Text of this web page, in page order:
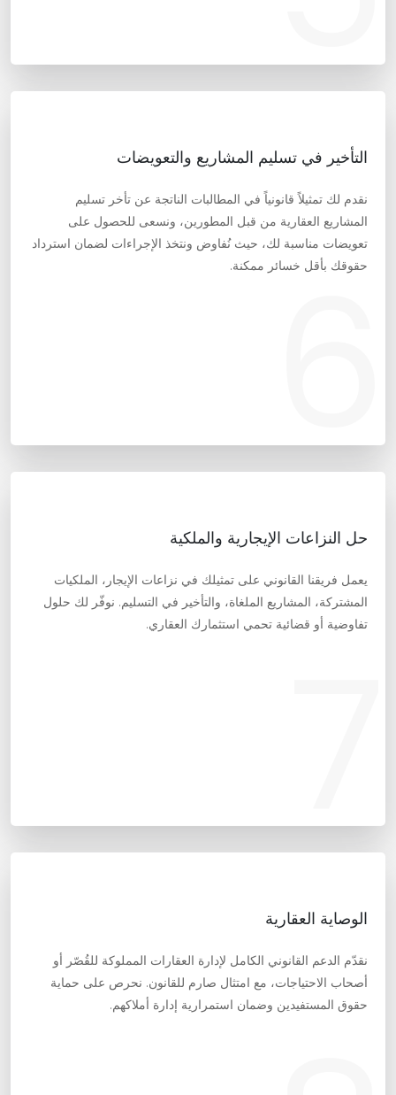
التأخير في تسليم المشاريع والتعويضات
نقدم لك تمثيلاً قانونياً في المطالبات الناتجة عن تأخر تسليم
المشاريع العقارية من قبل المطورين، ونسعى للحصول على
تعويضات مناسبة لك، حيث نُفاوض ونتخذ الإجراءات لضمان استرداد
حقوقك بأقل خسائر ممكنة.
حل النزاعات الإيجارية والملكية
يعمل فريقنا القانوني على تمثيلك في نزاعات الإيجار، الملكيات
المشتركة، المشاريع الملغاة، والتأخير في التسليم. نوفّر لك حلول
تفاوضية أو قضائية تحمي استثمارك العقاري.
الوصاية العقارية
نقدّم الدعم القانوني الكامل لإدارة العقارات المملوكة للقُصّر أو
أصحاب الاحتياجات، مع امتثال صارم للقانون. نحرص على حماية
حقوق المستفيدين وضمان استمرارية إدارة أملاكهم.